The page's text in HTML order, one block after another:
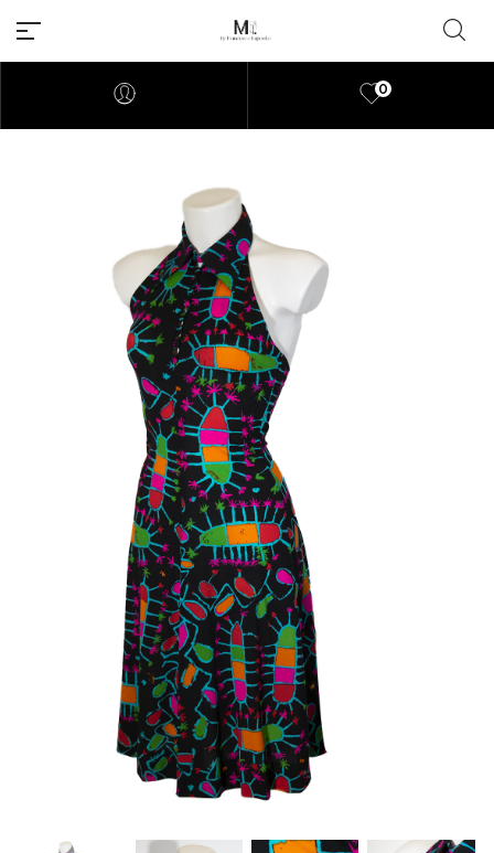
Millions of people around the
world visit Envato to buy and
sell creative assets, use smart
design templates, learn
creative skills or even hire
freelancers. With an industry-
leading marketplace paired
with an unlimited subscription
service, Envato helps creatives
like you get projects done
faster.
About Envato
Careers
Privacy Policy
Sitemap
Community
0